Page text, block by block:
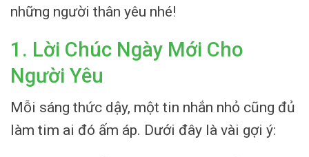
những người thân yêu nhé!
1. Lời Chúc Ngày Mới Cho
Người Yêu
Mỗi sáng thức dậy, một tin nhắn nhỏ cũng đủ
làm tim ai đó ấm áp. Dưới đây là vài gợi ý: